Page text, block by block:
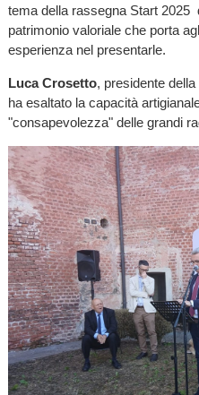
tema della rassegna Start 2025
patrimonio valoriale che porta
esperienza nel presentarle.
Luca Crosetto, presidente
ha esaltato la capacità
"consapevolezza" delle grandi